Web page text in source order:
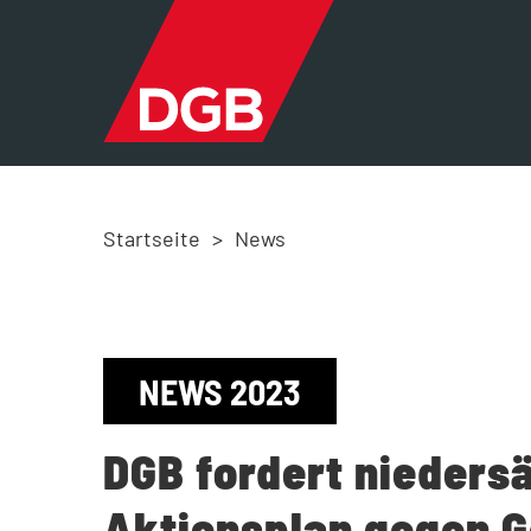
Startseite > News
NEWS 2023
DGB fordert